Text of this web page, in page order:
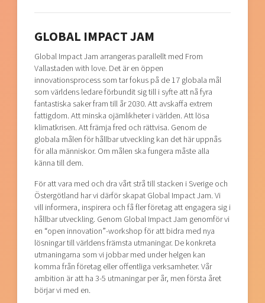
GLOBAL IMPACT JAM
Global Impact Jam arrangeras parallellt med From
Vallastaden with love. Det är en öppen
innovationsprocess som tar fokus på de 17 globala mål
som världens ledare förbundit sig till i syfte att nå fyra
fantastiska saker fram till år 2030. Att avskaffa extrem
fattigdom. Att minska ojämlikheter i världen. Att lösa
klimatkrisen. Att främja fred och rättvisa. Genom de
globala målen för hållbar utveckling kan det här uppnås
för alla människor. Om målen ska fungera måste alla
känna till dem.
För att vara med och dra vårt strå till stacken i Sverige och
Östergötland har vi därför skapat Global Impact Jam. Vi
vill informera, inspirera och få fler företag att engagera sig i
hållbar utveckling. Genom Global Impact Jam genomför vi
en “open innovation”-workshop för att bidra med nya
lösningar till världens främsta utmaningar. De konkreta
utmaningarna som vi jobbar med under helgen kan
komma från företag eller offentliga verksamheter. Vår
ambition är att ha 3-5 utmaningar per år, men första året
börjar vi med en.